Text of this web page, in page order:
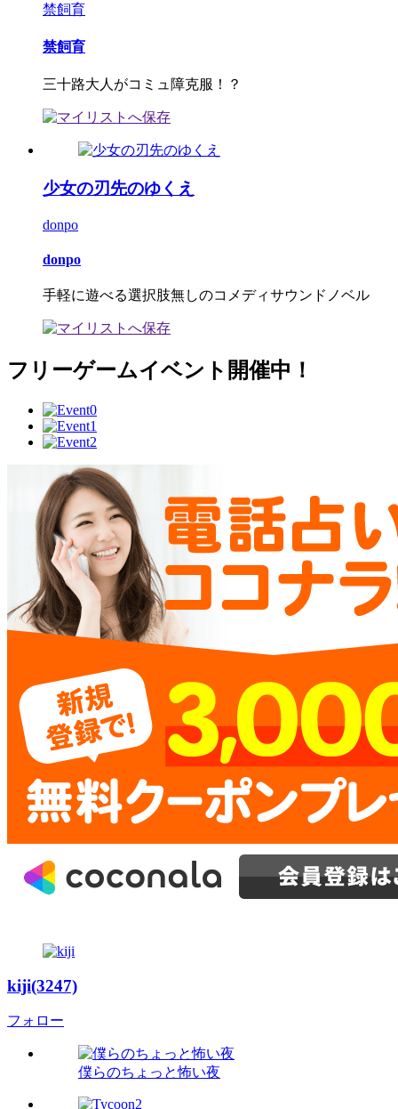
禁飼育
禁飼育
三十路大人がコミュ障克服！？
少女の刃先のゆくえ
donpo
donpo
手軽に遊べる選択肢無しのコメディサウンドノベル
フリーゲームイベント開催中！
kiji(3247)
フォロー
僕らのちょっと怖い夜